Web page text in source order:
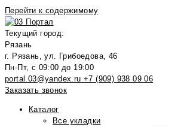
Перейти к содержимому
Текущий город:
Рязань
г. Рязань, ул. Грибоедова, 46
Пн-Пт, с 09:00 до 19:00
portal.03@yandex.ru +7 (909) 938 09 06
Заказать звонок
Каталог
Все укладки